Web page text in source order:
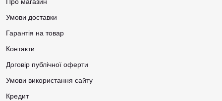
Хоча роторні тату-машинки не можна ставити в автоклав,
вони все ж не потребують особливого догляду. Більшість
дезінфікують за допомогою холодної стерилізації. Також не
змінювати вистріл голки для виконання різних завдань.
максимально точно та швидко.
Умови доставки
Гарантія на товар
Контакти
Договір публічної оферти
Умови використання сайту
Кредит